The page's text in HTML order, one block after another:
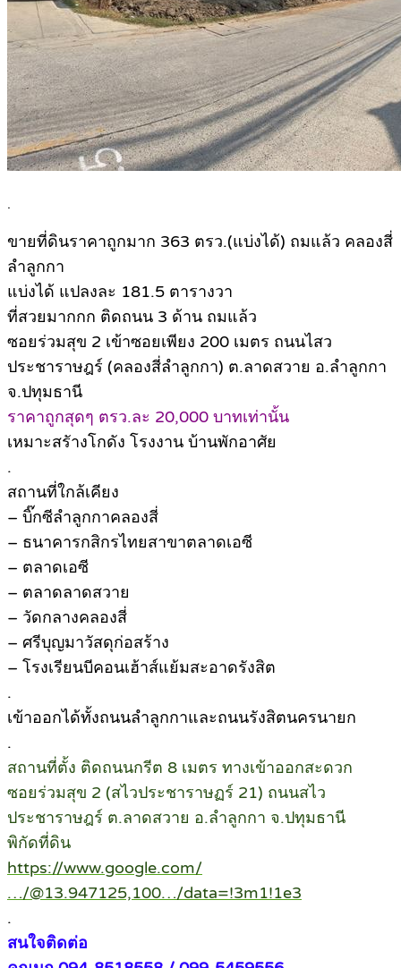
.
ขายที่ดินราคาถูกมาก 363 ตรว.(แบ่งได้) ถมแล้ว คลองสี่
ลำลูกกา
แบ่งได้ แปลงละ 181.5 ตารางวา
ที่สวยมากกก ติดถนน 3 ด้าน ถมแล้ว
ซอยร่วมสุข 2 เข้าซอยเพียง 200 เมตร ถนนไสว
ประชาราษฎร์ (คลองสี่ลำลูกกา) ต.ลาดสวาย อ.ลำลูกกา
จ.ปทุมธานี
ราคาถูกสุดๆ ตรว.ละ 20,000 บาทเท่านั้น
เหมาะสรัางโกดัง โรงงาน บ้านพักอาศัย
.
สถานที่ใกล้เคียง
– บิ๊กซีลำลูกกาคลองสี่
– ธนาคารกสิกรไทยสาขาตลาดเอซี
– ตลาดเอซี
– ตลาดลาดสวาย
– วัดกลางคลองสี่
– ศรีบุญมาวัสดุก่อสร้าง
– โรงเรียนบีคอนเฮ้าส์แย้มสะอาดรังสิต
.
เข้าออกได้ทั้งถนนลำลูกกาและถนนรังสิตนครนายก
.
สถานที่ตั้ง ติดถนนกรีต 8 เมตร ทางเข้าออกสะดวก
ซอยร่วมสุข 2 (สไวประชาราษฏร์ 21) ถนนสไว
ประชาราษฎร์ ต.ลาดสวาย อ.ลำลูกกา จ.ปทุมธานี
พิกัดที่ดิน
https://www.google.com/
…/@13.947125,100…/data=!3m1!1e3
.
สนใจติดต่อ